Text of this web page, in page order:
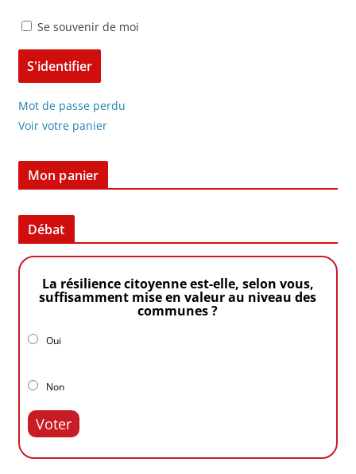
Se souvenir de moi
Mot de passe perdu
Voir votre panier
Mon panier
Débat
La résilience citoyenne est-elle, selon vous,
suffisamment mise en valeur au niveau des
communes ?
Oui
Non
Voter